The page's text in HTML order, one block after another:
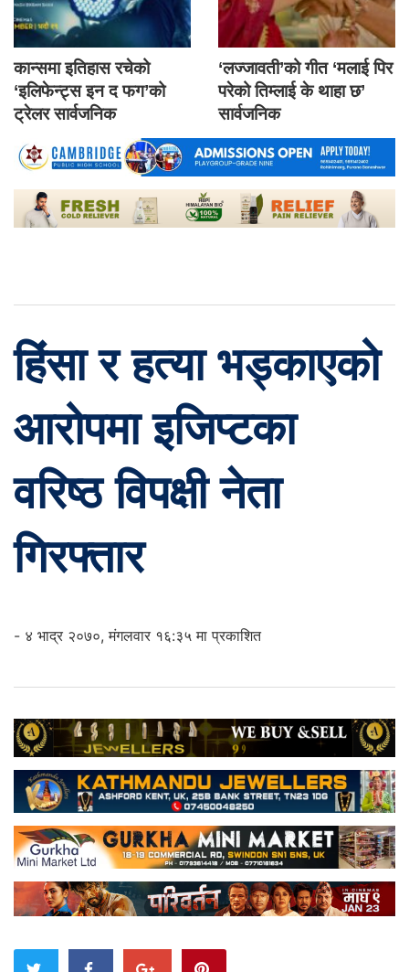
कान्समा इतिहास रचेको
‘इलिफेन्ट्स इन द फग’को
ट्रेलर सार्वजनिक
‘लज्जावती’को गीत ‘मलाई पिर
परेको तिम्लाई के थाहा छ’
सार्वजनिक
हिंसा र हत्या भड्काएको
आरोपमा इजिप्टका
वरिष्ठ विपक्षी नेता
गिरफ्तार
- ४ भाद्र २०७०, मंगलवार १६:३५ मा प्रकाशित